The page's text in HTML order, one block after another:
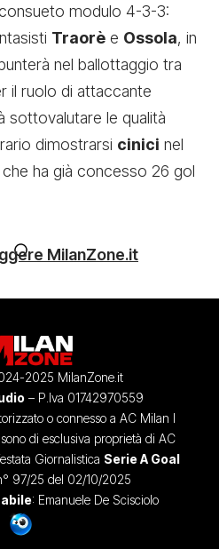
modulo 4-3-3:
Traorè e Ossola, in
nel ballottaggio tra
il ruolo di attaccante
sottovalutare le qualità
dimostrarsi cinici nel
ha già concesso 26 gol
MilanZone.it
2025 MilanZone.it
– P.Iva 01742970559
o connesso a AC Milan I
di esclusiva proprietà di AC
Giornalistica Serie A Goal
97/25 del 02/10/2025
: Emanuele De Scisciolo